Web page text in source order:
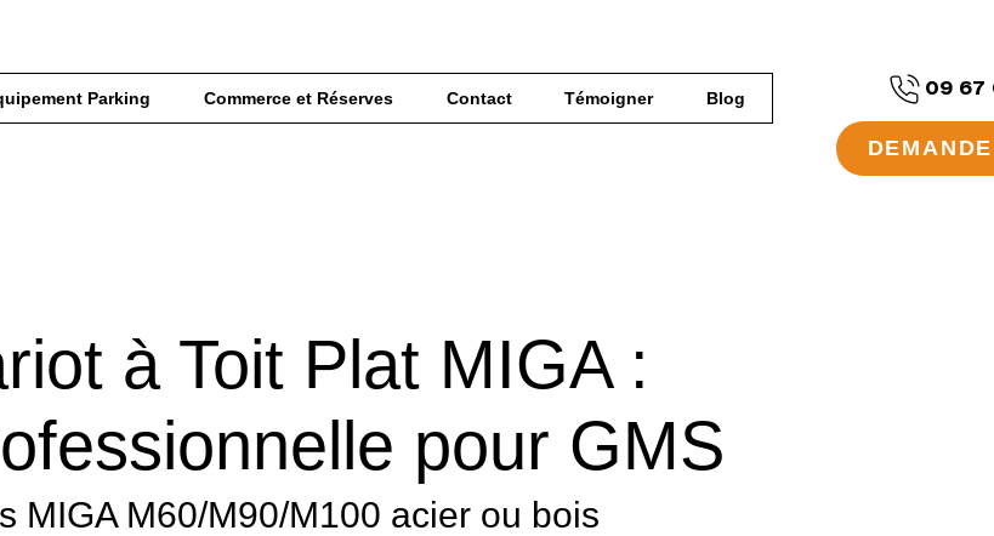
Parking Commerce et Réserves Contact Témoigner Blog 09 67
à Toit Plat MIGA :
pour GMS
MIGA M60/M90/M100 acier ou bois